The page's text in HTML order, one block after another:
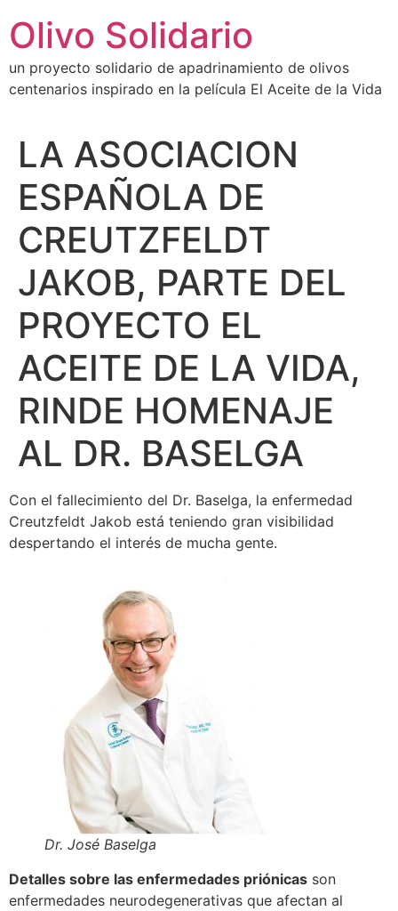
contenido
Olivo Solidario
un proyecto solidario de apadrinamiento de olivos
centenarios inspirado en la película El Aceite de la Vida
LA ASOCIACION
ESPAÑOLA DE
CREUTZFELDT
JAKOB, PARTE DEL
PROYECTO EL
ACEITE DE LA VIDA,
RINDE HOMENAJE
AL DR. BASELGA
Con el fallecimiento del Dr. Baselga, la enfermedad
Creutzfeldt Jakob está teniendo gran visibilidad
despertando el interés de mucha gente.
Dr. José Baselga
Detalles sobre las enfermedades priónicas son
enfermedades neurodegenerativas que afectan al